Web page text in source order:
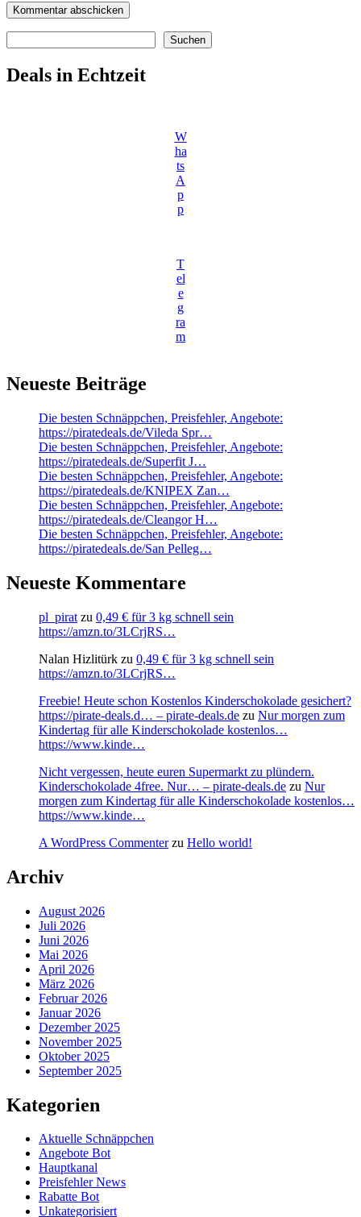
Suchen
Deals in Echtzeit
W
ha
ts
A
p
p
T
el
e
g
ra
m
Neueste Beiträge
Die besten Schnäppchen, Preisfehler, Angebote:
https://piratedeals.de/Vileda Spr…
Die besten Schnäppchen, Preisfehler, Angebote:
https://piratedeals.de/Superfit J…
Die besten Schnäppchen, Preisfehler, Angebote:
https://piratedeals.de/KNIPEX Zan…
Die besten Schnäppchen, Preisfehler, Angebote:
https://piratedeals.de/Cleangor H…
Die besten Schnäppchen, Preisfehler, Angebote:
https://piratedeals.de/San Pelleg…
Neueste Kommentare
pl_pirat zu 0,49 € für 3 kg schnell sein
https://amzn.to/3LCrjRS…
Nalan Hizlitürk zu 0,49 € für 3 kg schnell sein
https://amzn.to/3LCrjRS…
Freebie! Heute schon Kostenlos Kinderschokolade gesichert?
https://pirate-deals.d… – pirate-deals.de zu Nur morgen zum
Kindertag für alle Kinderschokolade kostenlos…
https://www.kinde…
Nicht vergessen, heute euren Supermarkt zu plündern.
Kinderschokolade 4free. Nur… – pirate-deals.de zu Nur
morgen zum Kindertag für alle Kinderschokolade kostenlos…
https://www.kinde…
A WordPress Commenterzu Hello world!
Archiv
August 2026
Juli 2026
Juni 2026
Mai 2026
April 2026
März 2026
Februar 2026
Januar 2026
Dezember 2025
November 2025
Oktober 2025
September 2025
Kategorien
Aktuelle Schnäppchen
Angebote Bot
Hauptkanal
Preisfehler News
Rabatte Bot
Unkategorisiert